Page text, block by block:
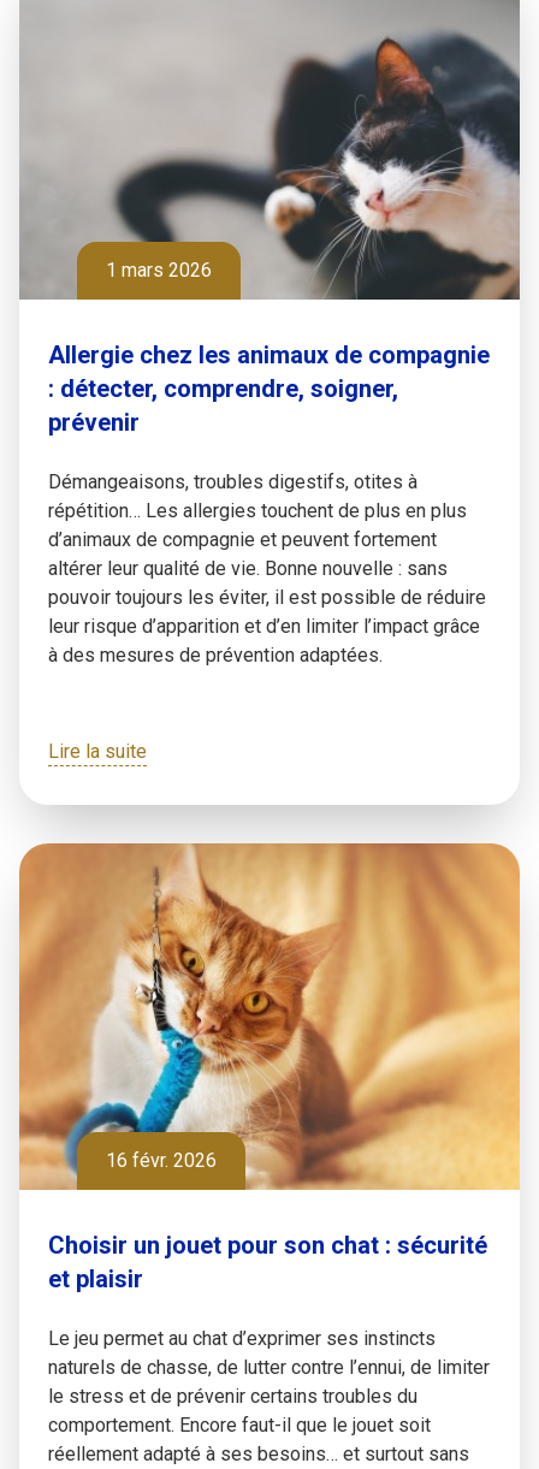
1 mars 2026
Allergie chez les animaux de compagnie
: détecter, comprendre, soigner,
prévenir
Démangeaisons, troubles digestifs, otites à
répétition… Les allergies touchent de plus en plus
d’animaux de compagnie et peuvent fortement
altérer leur qualité de vie. Bonne nouvelle : sans
pouvoir toujours les éviter, il est possible de réduire
leur risque d’apparition et d’en limiter l’impact grâce
à des mesures de prévention adaptées.
Lire la suite
16 févr. 2026
Choisir un jouet pour son chat : sécurité
et plaisir
Le jeu permet au chat d’exprimer ses instincts
naturels de chasse, de lutter contre l’ennui, de limiter
le stress et de prévenir certains troubles du
comportement. Encore faut-il que le jouet soit
réellement adapté à ses besoins… et surtout sans